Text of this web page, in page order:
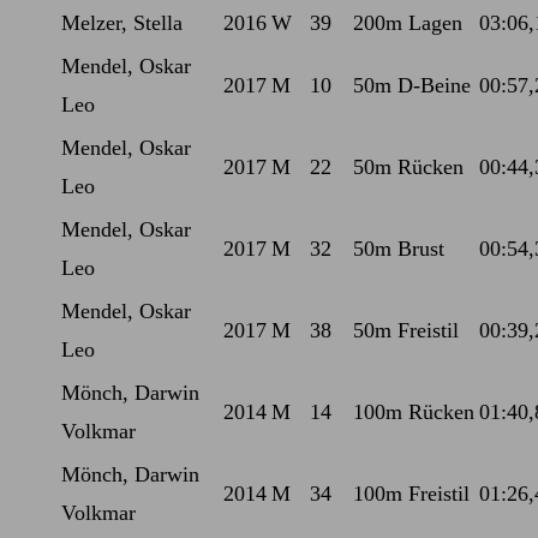
Melzer, Stella 2016 W 39 200m Lagen
Mendel, Oskar
Leo
2017 M 10 50m D-Beine
Mendel, Oskar
Leo
2017 M 22 50m Rücken
Mendel, Oskar
Leo
2017 M 32 50m Brust
Mendel, Oskar
Leo
2017 M 38 50m Freistil
Mönch, Darwin
Volkmar
2014 M 14 100m Rücken
Mönch, Darwin
Volkmar
2014 M 34 100m Freistil